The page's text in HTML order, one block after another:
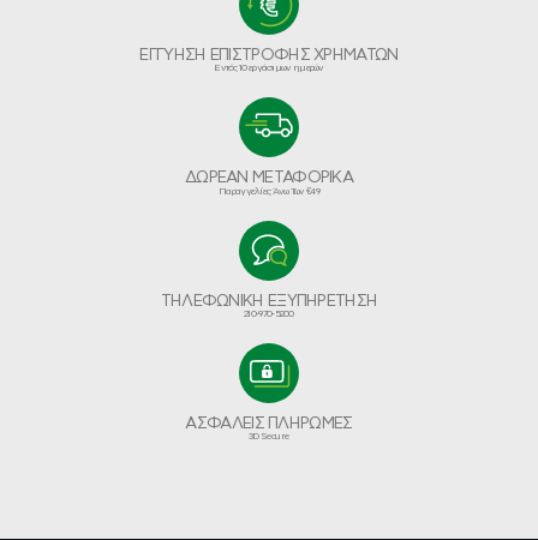
ΕΓΓΥΗΣΗ ΕΠΙΣΤΡΟΦΗΣ ΧΡΗΜΑΤΩΝ
Εντός 10 εργάσιμων ημερών
ΔΩΡΕΑΝ ΜΕΤΑΦΟΡΙΚΑ
Παραγγελίες Άνω Των €49
ΤΗΛΕΦΩΝΙΚΗ ΕΞΥΠΗΡΕΤΗΣΗ
210-970-5200
ΑΣΦΑΛΕΙΣ ΠΛΗΡΩΜΕΣ
3D Secure